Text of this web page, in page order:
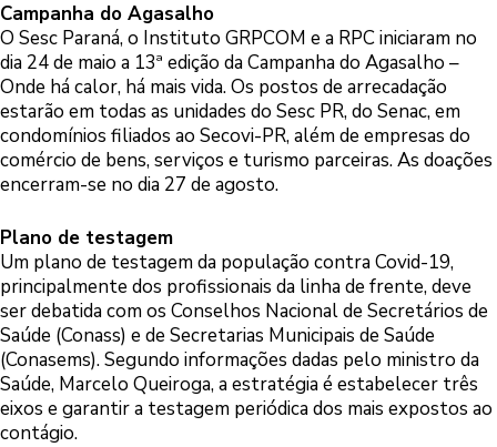
Campanha do Agasalho
O Sesc Paraná, o Instituto GRPCOM e a RPC iniciaram no
dia 24 de maio a 13ª edição da Campanha do Agasalho –
Onde há calor, há mais vida. Os postos de arrecadação
estarão em todas as unidades do Sesc PR, do Senac, em
condomínios filiados ao Secovi-PR, além de empresas do
comércio de bens, serviços e turismo parceiras. As doações
encerram-se no dia 27 de agosto.
Plano de testagem
Um plano de testagem da população contra Covid-19,
principalmente dos profissionais da linha de frente, deve
ser debatida com os Conselhos Nacional de Secretários de
Saúde (Conass) e de Secretarias Municipais de Saúde
(Conasems). Segundo informações dadas pelo ministro da
Saúde, Marcelo Queiroga, a estratégia é estabelecer três
eixos e garantir a testagem periódica dos mais expostos ao
contágio.